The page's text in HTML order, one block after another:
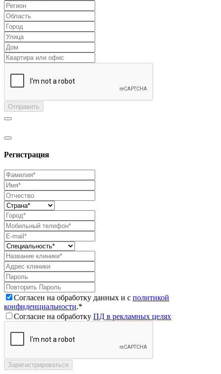
Отправить
Регистрация
Согласен на обработку данных и с политикой
конфиденциальности.*
Согласие на обработку ПД в рекламных целях
Зарегистрироваться